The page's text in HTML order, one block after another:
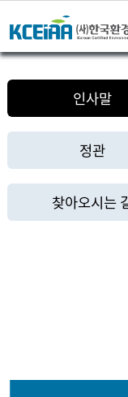
인사말
정관
찾아오시는